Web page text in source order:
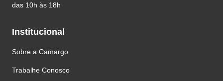
das 10h às 18h
Institucional
Sobre a Camargo
Trabalhe Conosco